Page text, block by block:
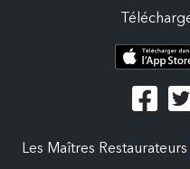
Les Maîtres Restaurateurs